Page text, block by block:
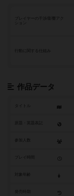
プレイヤーの干渉/影響アク
行動に関する仕組み
作品データ
タイトル
原題・英題表記
参加人数
対象年齢